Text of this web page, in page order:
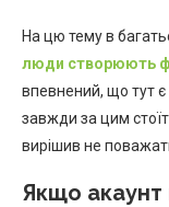
На цю тему в
люди створюють
впевнений, що тут
завжди за цим
вирішив не
Якщо акаунт